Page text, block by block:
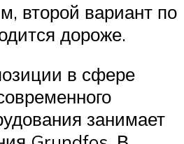
второй вариант по
дороже.
в сфере
занимает